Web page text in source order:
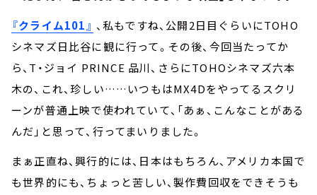
『クライム101』 、私もですね、公開2日目ぐらいにTOHO
シネマズ日比谷に観に行って。その後、今回当たってか
ら、T・ジョイ PRINCE 品川、さらにTOHOシネマズ六本
木の、これ、珍しい……いつもはMX4Dをやってるスクリ
ーンが普通上映で使われていて、「あぁ、こんなことがある
んだ」と思って、行ってまいりました。
まぁ正直ね、興行的には、日本はもちろん、アメリカ本国で
も世界的にも、ちょっと苦しい、製作費回収をできそうも